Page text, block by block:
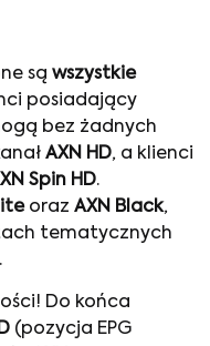
są wszystkie
posiadający
bez żadnych
AXN HD, a klienci
Spin HD.
oraz AXN Black,
tematycznych
Do końca
(pozycja EPG